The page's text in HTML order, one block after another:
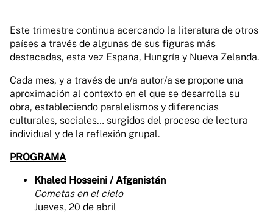
Este trimestre continua acercando la literatura de otros
países a través de algunas de sus figuras más
destacadas, esta vez España, Hungría y Nueva Zelanda.
Cada mes, y a través de un/a autor/a se propone una
aproximación al contexto en el que se desarrolla su
obra, estableciendo paralelismos y diferencias
culturales, sociales… surgidos del proceso de lectura
individual y de la reflexión grupal.
PROGRAMA
Khaled Hosseini / Afganistán
Cometas en el cielo
Jueves, 20 de abril